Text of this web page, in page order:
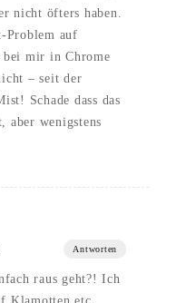
nicht öfters haben.
Problem auf
mir in Chrome
– seit der
Schade dass das
aber wenigstens
Antworten
raus geht?! Ich